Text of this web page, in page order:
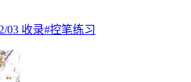
03 收录#控笔练习